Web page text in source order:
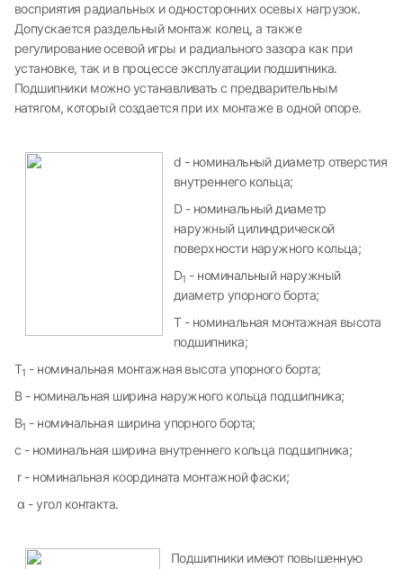
восприятия радиальных и односторонних осевых нагрузок.
Допускается раздельный монтаж колец, а также
регулирование осевой игры и радиального зазора как при
установке, так и в процессе эксплуатации подшипника.
Подшипники можно устанавливать с предварительным
натягом, который создается при их монтаже в одной опоре.
d - номинальный диаметр отверстия
внутреннего кольца;
D - номинальный диаметр
наружный цилиндрической
поверхности наружного кольца;
D1 - номинальный наружный
диаметр упорного борта;
T - номинальная монтажная высота
подшипника;
T1 - номинальная монтажная высота упорного борта;
B - номинальная ширина наружного кольца подшипника;
B1 - номинальная ширина упорного борта;
c - номинальная ширина внутреннего кольца подшипника;
r - номинальная координата монтажной фаски;
α - угол контакта.
Подшипники имеют повышенную